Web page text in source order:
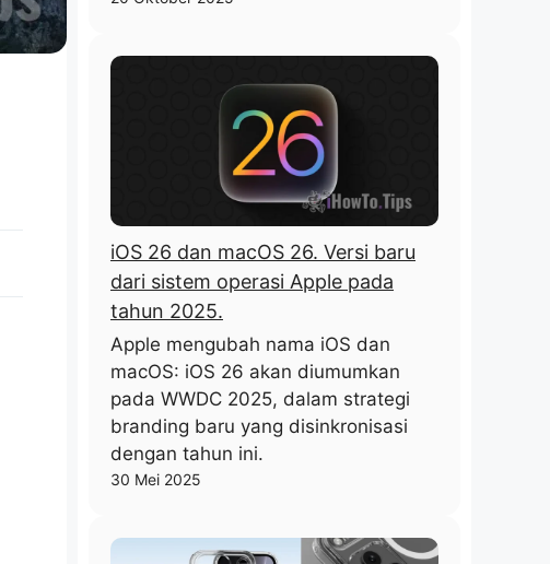
iOS 26 dan macOS 26. Versi baru
dari sistem operasi Apple pada
tahun 2025.
Apple mengubah nama iOS dan
macOS: iOS 26 akan diumumkan
pada WWDC 2025, dalam strategi
branding baru yang disinkronisasi
dengan tahun ini.
30 Mei 2025